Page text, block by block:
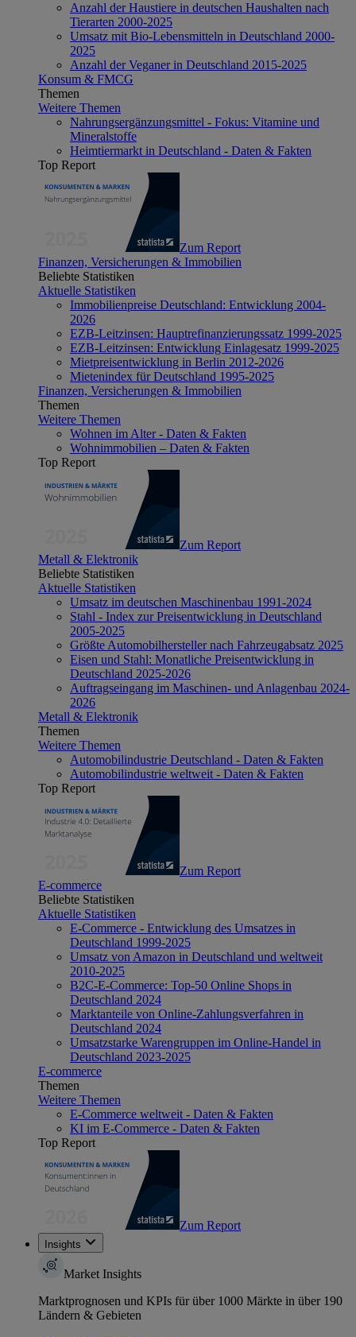
Anzahl der Haustiere in deutschen Haushalten nach
Tierarten 2000-2025
Umsatz mit Bio-Lebensmitteln in Deutschland 2000-
2025
Anzahl der Veganer in Deutschland 2015-2025
Konsum & FMCG
Themen
Weitere Themen
Nahrungsergänzungsmittel - Fokus: Vitamine und
Mineralstoffe
Heimtiermarkt in Deutschland - Daten & Fakten
Top Report
Zum Report
Finanzen, Versicherungen & Immobilien
Beliebte Statistiken
Aktuelle Statistiken
Immobilienpreise Deutschland: Entwicklung 2004-
2026
EZB-Leitzinsen: Hauptrefinanzierungssatz 1999-2025
EZB-Leitzinsen: Entwicklung Einlagesatz 1999-2025
Mietpreisentwicklung in Berlin 2012-2026
Mietenindex für Deutschland 1995-2025
Finanzen, Versicherungen & Immobilien
Themen
Weitere Themen
Wohnen im Alter - Daten & Fakten
Wohnimmobilien – Daten & Fakten
Top Report
Zum Report
Metall & Elektronik
Beliebte Statistiken
Aktuelle Statistiken
Umsatz im deutschen Maschinenbau 1991-2024
Stahl - Index zur Preisentwicklung in Deutschland
2005-2025
Größte Automobilhersteller nach Fahrzeugabsatz 2025
Eisen und Stahl: Monatliche Preisentwicklung in
Deutschland 2025-2026
Auftragseingang im Maschinen- und Anlagenbau 2024-
2026
Metall & Elektronik
Themen
Weitere Themen
Automobilindustrie Deutschland - Daten & Fakten
Automobilindustrie weltweit - Daten & Fakten
Top Report
Zum Report
E-commerce
Beliebte Statistiken
Aktuelle Statistiken
E-Commerce - Entwicklung des Umsatzes in
Deutschland 1999-2025
Umsatz von Amazon in Deutschland und weltweit
2010-2025
B2C-E-Commerce: Top-50 Online Shops in
Deutschland 2024
Marktanteile von Online-Zahlungsverfahren in
Deutschland 2024
Umsatzstarke Warengruppen im Online-Handel in
Deutschland 2023-2025
E-commerce
Themen
Weitere Themen
E-Commerce weltweit - Daten & Fakten
KI im E-Commerce - Daten & Fakten
Top Report
Zum Report
Insights
Market Insights
Marktprognosen und KPIs für über 1000 Märkte in über 190
Ländern & Gebieten